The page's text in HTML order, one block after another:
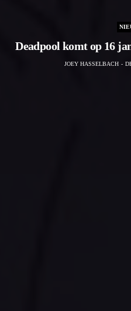
Deadpool komt op 16
JOEY HASSELBACH